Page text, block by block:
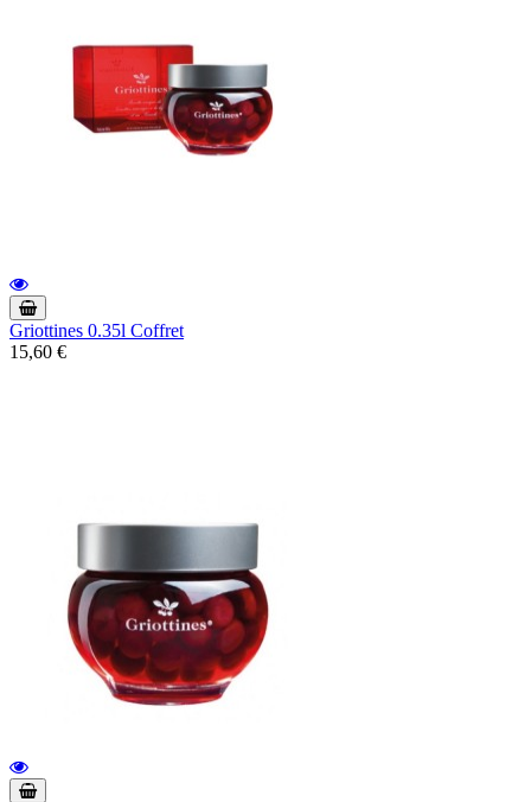
Griottines 0.35l Coffret
15,60 €